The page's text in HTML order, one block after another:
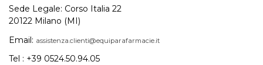
Sede Legale: Corso Italia 22
20122 Milano (MI)
Email: assistenza.clienti@equiparafarmacie.it
Tel : +39 0524.50.94.05